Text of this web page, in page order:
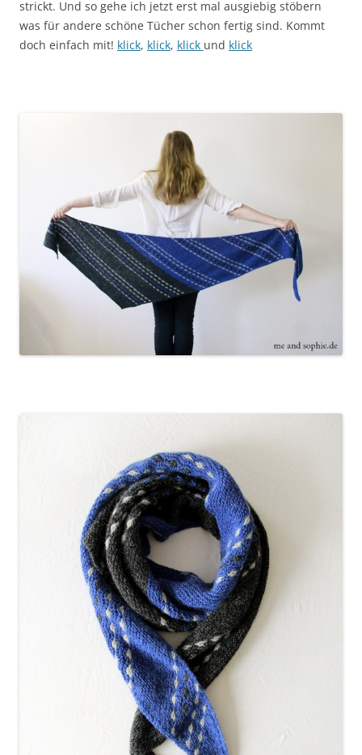
strickt. Und so gehe ich jetzt erst mal ausgiebig stöbern
was für andere schöne Tücher schon fertig sind. Kommt
doch einfach mit! klick, klick, klick und klick